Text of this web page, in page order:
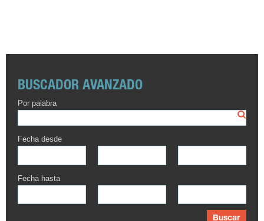
BUSCADOR AVANZADO
Por palabra
Fecha desde
Fecha hasta
Buscar